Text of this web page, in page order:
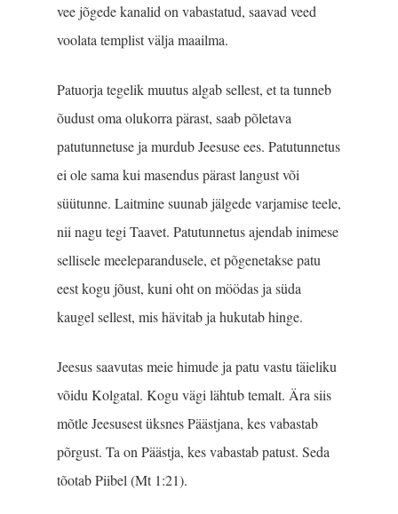
vee jõgede kanalid on vabastatud, saavad veed
voolata templist välja maailma.
Patuorja tegelik muutus algab sellest, et ta tunneb
õudust oma olukorra pärast, saab põletava
patutunnetuse ja murdub Jeesuse ees. Patutunnetus
ei ole sama kui masendus pärast langust või
süütunne. Laitmine suunab jälgede varjamise teele,
nii nagu tegi Taavet. Patutunnetus ajendab inimese
sellisele meeleparandusele, et põgenetakse patu
eest kogu jõust, kuni oht on möödas ja süda
kaugel sellest, mis hävitab ja hukutab hinge.
Jeesus saavutas meie himude ja patu vastu täieliku
võidu Kolgatal. Kogu vägi lähtub temalt. Ära siis
mõtle Jeesusest üksnes Päästjana, kes vabastab
põrgust. Ta on Päästja, kes vabastab patust. Seda
tõotab Piibel (Mt 1:21).